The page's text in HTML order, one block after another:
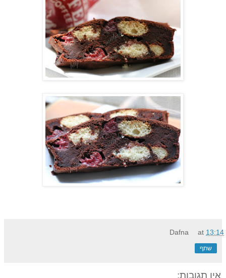
Dafna at 13:14
שתף
אין תגובות: